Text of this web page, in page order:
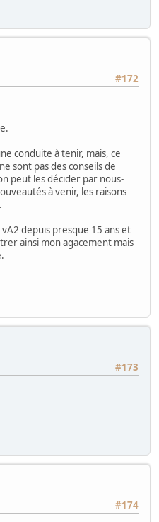
#172
conduite à tenir, mais, ce
sont pas des conseils de
peut les décider par nous-
à venir, les raisons
depuis presque 15 ans et
ainsi mon agacement mais
#173
#174